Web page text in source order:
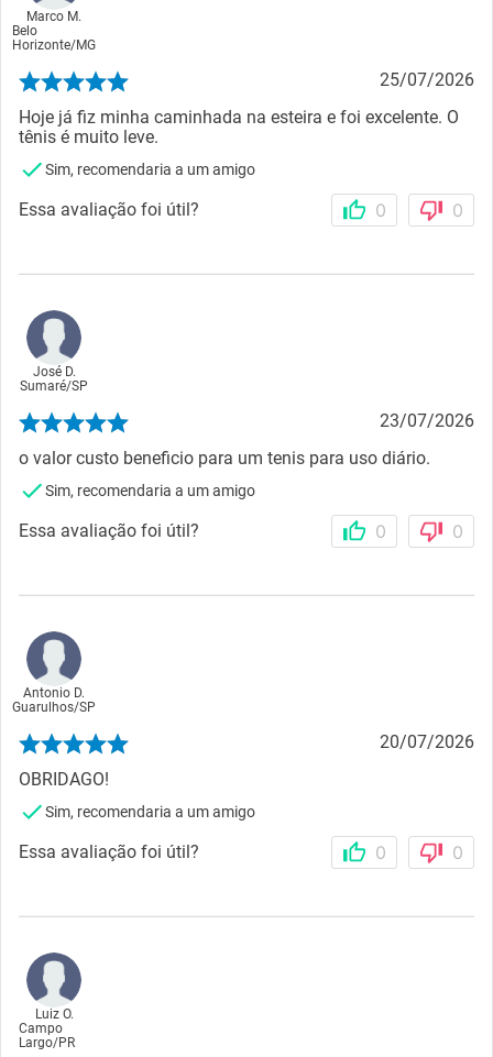
Marco M.
Belo
Horizonte/MG
25/07/2026
Hoje já fiz minha caminhada na esteira e foi excelente. O
tênis é muito leve.
Sim, recomendaria a um amigo
Essa avaliação foi útil? 0 0
José D.
Sumaré/SP
23/07/2026
o valor custo beneficio para um tenis para uso diário.
Sim, recomendaria a um amigo
Essa avaliação foi útil? 0 0
Antonio D.
Guarulhos/SP
20/07/2026
OBRIDAGO!
Sim, recomendaria a um amigo
Essa avaliação foi útil? 0 0
Luiz O.
Campo
Largo/PR